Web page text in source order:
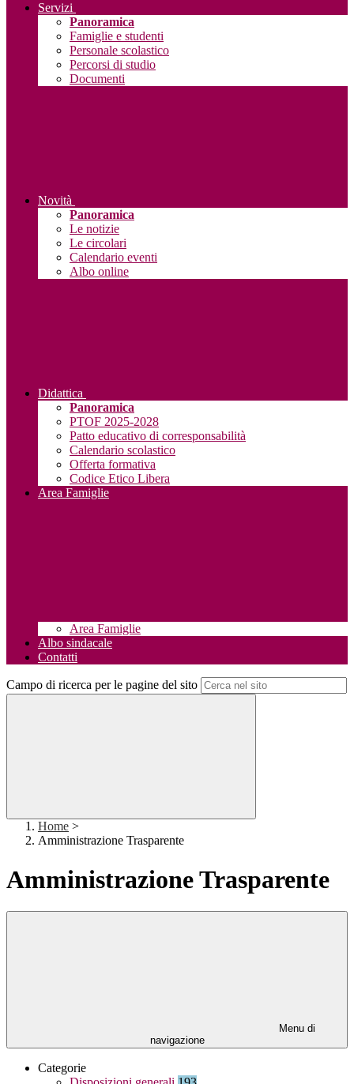
Servizi
Panoramica
Famiglie e studenti
Personale scolastico
Percorsi di studio
Documenti
Novità
Panoramica
Le notizie
Le circolari
Calendario eventi
Albo online
Didattica
Panoramica
PTOF 2025-2028
Patto educativo di corresponsabilità
Calendario scolastico
Offerta formativa
Codice Etico Libera
Area Famiglie
Area Famiglie
Albo sindacale
Contatti
Campo di ricerca per le pagine del sito
Home >
Amministrazione Trasparente
Amministrazione Trasparente
Menu di
navigazione
Categorie